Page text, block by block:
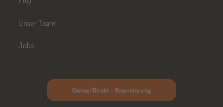
Unser Team
Jobs
Online/Direkt - Reservierung